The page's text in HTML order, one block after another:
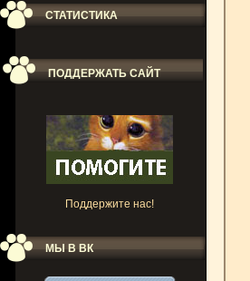
СТАТИСТИКА
ПОДДЕРЖАТЬ САЙТ
Поддержите нас!
МЫ В ВК